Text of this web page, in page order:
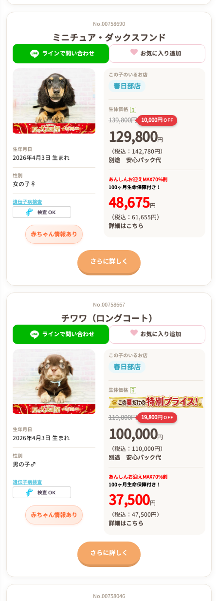
No.00758690
ミニチュア・ダックスフンド
ラインで問い合わせ お気に入り追加
生年月日
2026年4月3日 生まれ
性別
女の子♀
遺伝子病検査
赤ちゃん情報あり
この子のいるお店
春日部店
生体価格
139,800円 10,000円OFF
129,800円
（税込：142,780円）
別途 安心パック代
あんしんお迎えMAX70%割
100ヶ月生命保障付き！
48,675円
（税込：61,655円）
詳細はこちら
さらに詳しく
No.00758667
チワワ（ロングコート）
ラインで問い合わせ お気に入り追加
生年月日
2026年4月3日 生まれ
性別
男の子♂
遺伝子病検査
赤ちゃん情報あり
この子のいるお店
春日部店
生体価格
119,800円 19,800円OFF
100,000円
（税込：110,000円）
別途 安心パック代
あんしんお迎えMAX70%割
100ヶ月生命保障付き！
37,500円
（税込：47,500円）
詳細はこちら
さらに詳しく
No.00758046